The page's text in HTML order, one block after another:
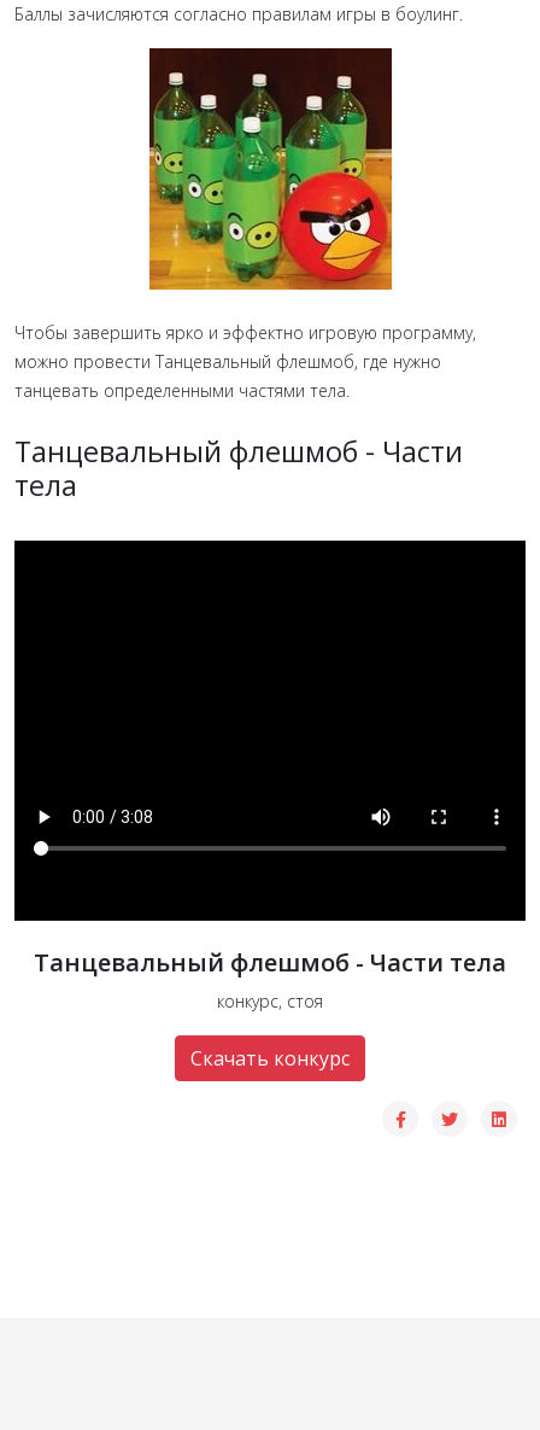
Баллы зачисляются согласно правилам игры в боулинг.
Чтобы завершить ярко и эффектно игровую программу,
можно провести Танцевальный флешмоб, где нужно
танцевать определенными частями тела.
Танцевальный флешмоб - Части
тела
Танцевальный флешмоб - Части тела
конкурс, стоя
Скачать конкурс